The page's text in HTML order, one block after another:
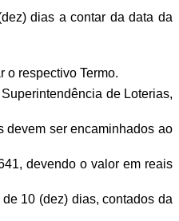
dias a contar da data da
o respectivo Termo.
de Loterias,
devem ser encaminhados ao
devendo o valor em reais
10 (dez) dias, contados da